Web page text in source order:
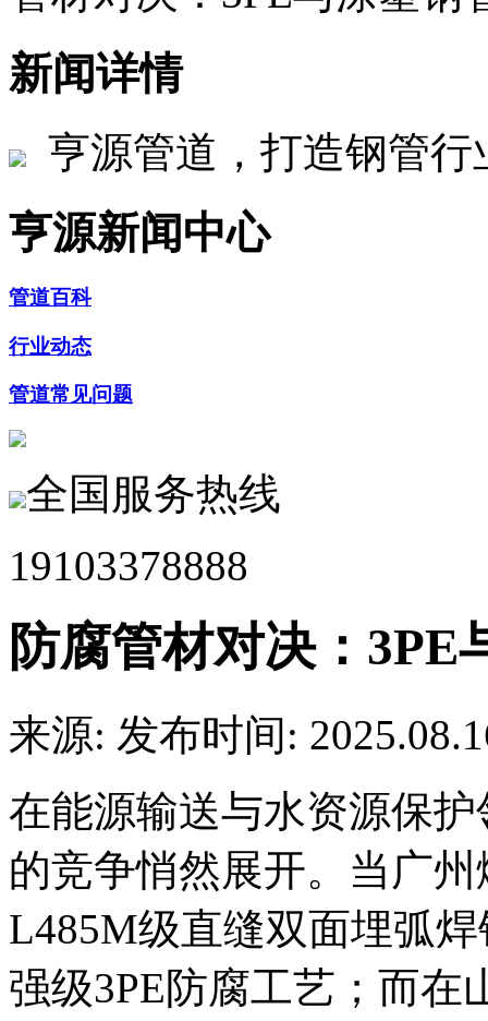
新闻详情
亨源管道，打造钢管
亨源新闻中心
管道百科
行业动态
管道常见问题
全国服务热线
19103378888
防腐管材对决：3PE
来源: 发布时间:
在能源输送与水资源保
的竞争悄然展开。当广
L485M级直缝双面埋弧
强级3PE防腐工艺；而